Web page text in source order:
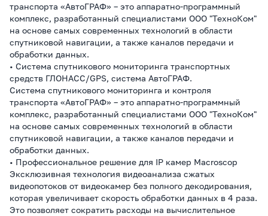
транспорта «АвтоГРАФ» – это аппаратно-программный
комплекс, разработанный специалистами ООО "ТехноКом"
на основе самых современных технологий в области
спутниковой навигации, а также каналов передачи и
обработки данных.
• Система спутникового мониторинга транспортных
средств ГЛОНАСС/GPS, система АвтоГРАФ.
Система спутникового мониторинга и контроля
транспорта «АвтоГРАФ» – это аппаратно-программный
комплекс, разработанный специалистами ООО "ТехноКом"
на основе самых современных технологий в области
спутниковой навигации, а также каналов передачи и
обработки данных.
• Профессиональное решение для IP камер Macroscop
Эксклюзивная технология видеоанализа сжатых
видеопотоков от видеокамер без полного декодирования,
которая увеличивает скорость обработки данных в 4 раза.
Это позволяет сократить расходы на вычислительное